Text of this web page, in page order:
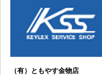
（有）ともやす金物店